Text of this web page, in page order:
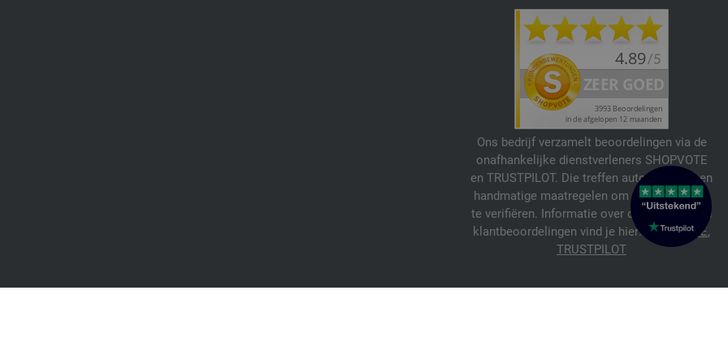
Ons bedrijf verzamelt beoordelingen via de
onafhankelijke dienstverleners SHOPVOTE
en TRUSTPILOT. Die treffen automatische en
handmatige maatregelen om beoordelingen
te verifiëren. Informatie over de echtheid van
klantbeoordelingen vind je hier: SHOPVOTE,
TRUSTPILOT